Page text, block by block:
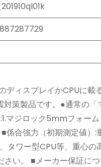
ディスプレイかCPUに
対策製品です。●通常の
マジロック5mmフォー
合強力（初期測定値）
ワー型CPU等、重心
さい。 ■メーカー保証に